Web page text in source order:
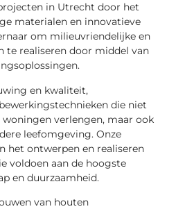
in Utrecht door het
materialen en innovatieve
om milieuvriendelijke en
te realiseren door middel van
en kwaliteit,
die niet
woningen verlengen, maar ook
leefomgeving. Onze
het ontwerpen en realiseren
voldoen aan de hoogste
en duurzaamheid.
van houten